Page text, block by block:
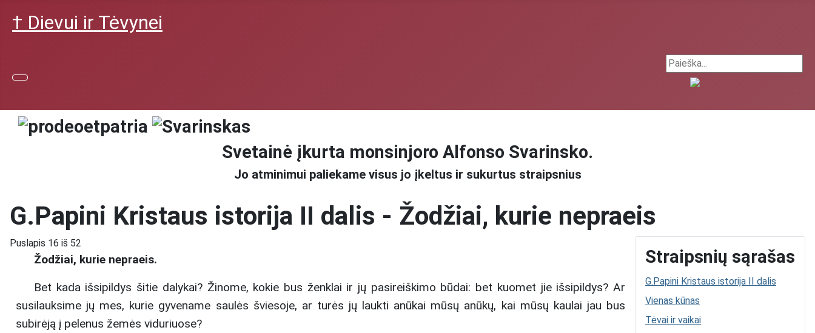
† Dievui ir Tėvynei
Search ...
Svetainė įkurta monsinjoro Alfonso Svarinsko.
Jo atminimui paliekame visus jo įkeltus ir sukurtus straipsnius
G.Papini Kristaus istorija II dalis - Žodžiai, kurie nepraeis
Straipsnių sąrašas
G.Papini Kristaus istorija II dalis
Vienas kūnas
Tėvai ir vaikai
Puslapis 16 iš 52
Žodžiai, kurie nepraeis.
Bet kada išsipildys šitie dalykai? Žinome, kokie bus ženklai ir jų pasireiškimo būdai: bet kuomet jie išsipildys? Ar
susilauksime jų mes, kurie gyvename saulės šviesoje, ar turės jų laukti anūkai mūsų anūkų, kai mūsų kaulai jau bus
subirėją į pelenus žemės viduriuose?